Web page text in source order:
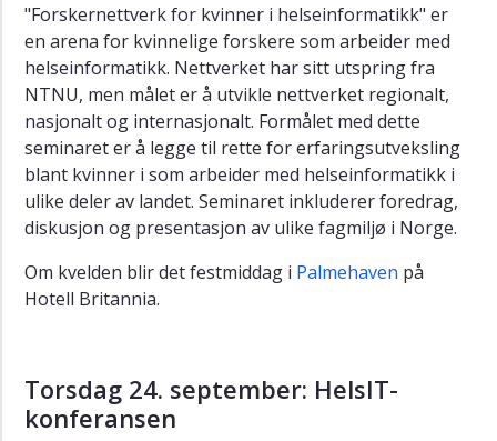
"Forskernettverk for kvinner i helseinformatikk" er
en arena for kvinnelige forskere som arbeider med
helseinformatikk. Nettverket har sitt utspring fra
NTNU, men målet er å utvikle nettverket regionalt,
nasjonalt og internasjonalt. Formålet med dette
seminaret er å legge til rette for erfaringsutveksling
blant kvinner i som arbeider med helseinformatikk i
ulike deler av landet. Seminaret inkluderer foredrag,
diskusjon og presentasjon av ulike fagmiljø i Norge.
Om kvelden blir det festmiddag i Palmehaven på
Hotell Britannia.
Torsdag 24. september: HelsIT-
konferansen